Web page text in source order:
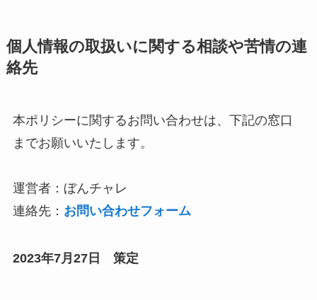
個人情報の取扱いに関する相談や苦情の連
絡先
本ポリシーに関するお問い合わせは、下記の窓口
までお願いいたします。
運営者：ぼんチャレ
連絡先： お問い合わせフォーム
2023年7月27日 策定